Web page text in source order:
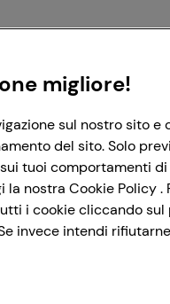
migliore!
sul nostro
del sito. Solo
tuoi comportamenti
la nostra Cookie
i cookie cliccando
invece intendi